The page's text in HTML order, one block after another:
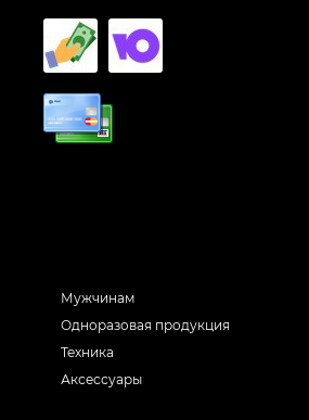
Мужчинам
Одноразовая продукция
Техника
Аксессуары